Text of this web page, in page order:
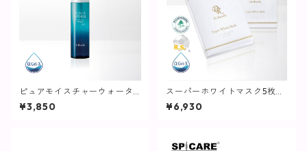
ピュアモイスチャーウォータ
ーヴェール / 60mL【化粧水/
しっとりタイプ】
¥3,850
スーパーホワイトマスク5枚入
【マスクパック】
¥6,930